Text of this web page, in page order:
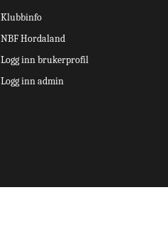
Klubbinfo
NBF Hordaland
Logg inn brukerprofil
Logg inn admin